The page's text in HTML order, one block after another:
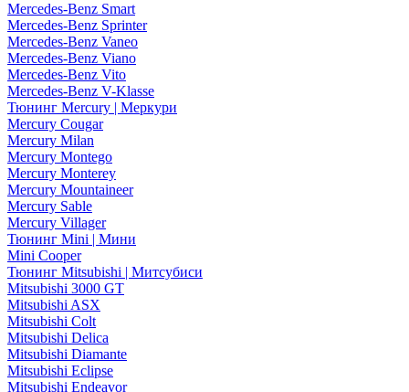
Mercedes-Benz Smart
Mercedes-Benz Sprinter
Mercedes-Benz Vaneo
Mercedes-Benz Viano
Mercedes-Benz Vito
Mercedes-Benz V-Klasse
Тюнинг Mercury | Меркури
Mercury Cougar
Mercury Milan
Mercury Montego
Mercury Monterey
Mercury Mountaineer
Mercury Sable
Mercury Villager
Тюнинг Mini | Мини
Mini Cooper
Тюнинг Mitsubishi | Митсубиси
Mitsubishi 3000 GT
Mitsubishi ASX
Mitsubishi Colt
Mitsubishi Delica
Mitsubishi Diamante
Mitsubishi Eclipse
Mitsubishi Endeavor